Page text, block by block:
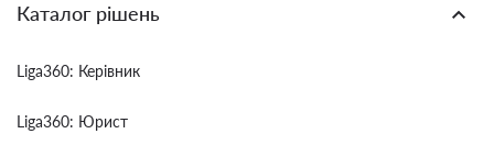
Каталог рішень
Liga360: Керівник
Liga360: Юрист